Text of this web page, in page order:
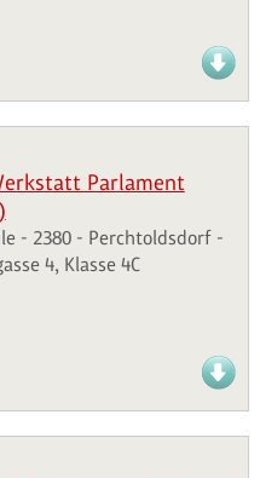
Parlament
- 2380 - Perchtoldsdorf -
4, Klasse 4C